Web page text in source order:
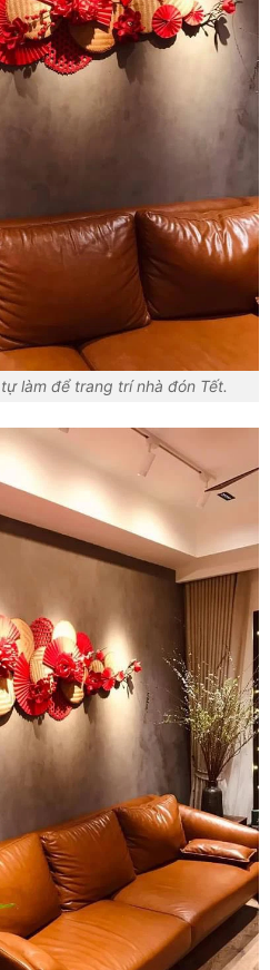
làm để trang trí nhà đón Tết.